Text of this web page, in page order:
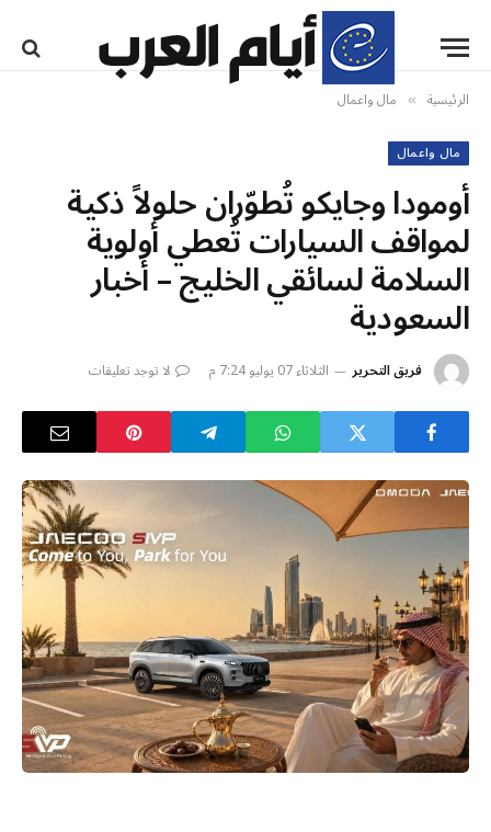
الرئيسية » مال واعمال
مال واعمال
أومودا وجايكو تُطوّران حلولاً ذكية
لمواقف السيارات تُعطي أولوية
السلامة لسائقي الخليج – أخبار
السعودية
فريق التحرير الثلاثاء 07 يوليو 7:24 م لا توجد تعليقات